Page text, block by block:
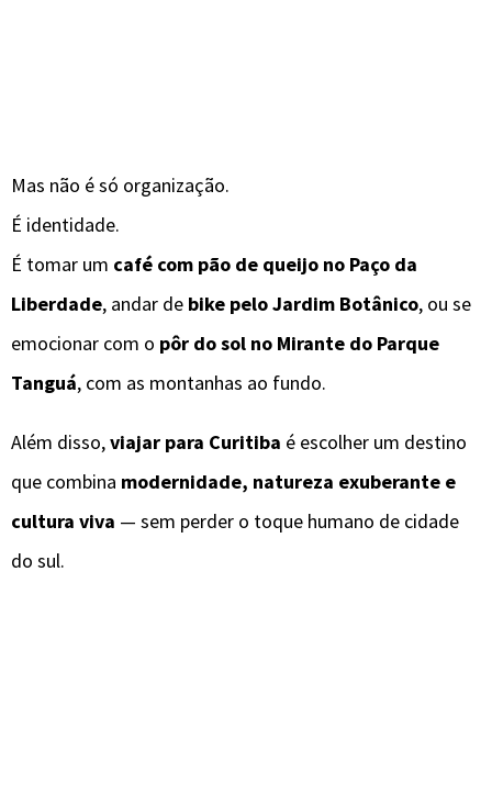
Mas não é só organização.
É identidade.
É tomar um café com pão de queijo no Paço da
Liberdade, andar de bike pelo Jardim Botânico, ou se
emocionar com o pôr do sol no Mirante do Parque
Tanguá, com as montanhas ao fundo.
Além disso,viajar para Curitiba é escolher um destino
que combina modernidade, natureza exuberante e
cultura viva — sem perder o toque humano de cidade
do sul.